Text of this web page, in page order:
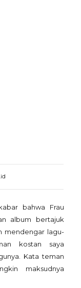
bahwa Frau
album bertajuk
mendengar lagu-
kostan saya
Kata teman
maksudnya